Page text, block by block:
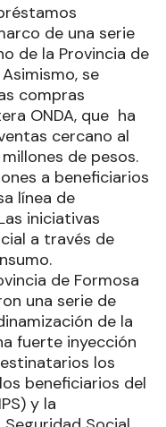
de una serie
de la Provincia de
se
compras
ONDA, que ha
cercano al
de pesos.
a beneficiarios
línea de
iniciativas
a través de
de Formosa
una serie de
de la
fuerte inyección
los
beneficiarios del
y la